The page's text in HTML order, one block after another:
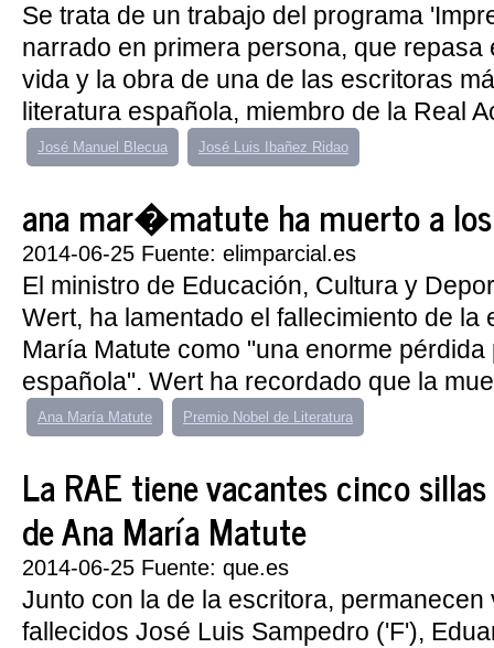
Se trata de un trabajo del programa
narrado en primera persona, que repasa
vida y la obra de una de las escritoras
literatura española, miembro de la Real
José Manuel Blecua José Luis Ibañez Ridao
ana mar�matute ha muerto a
2014-06-25 Fuente: elimparcial.es
El ministro de Educación, Cultura y
Wert, ha lamentado el fallecimiento de la
María Matute como "una enorme
española". Wert ha recordado que la
Ana María Matute Premio Nobel de Literatura
La RAE tiene vacantes cinco
de Ana María Matute
2014-06-25 Fuente: que.es
Junto con la de la escritora,
fallecidos José Luis Sampedro ('F'),